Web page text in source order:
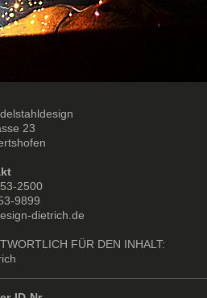
23
2500
9899
dietrich.de
FÜR DEN INHALT: